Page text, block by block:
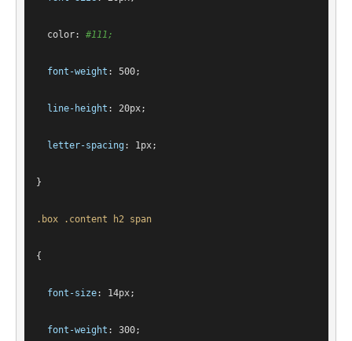
color: #111 ;
font-weight : 500;
line-height : 20px;
letter-spacing: 1px;
}
.box .content h2 span
{
font-size: 14px;
font-weight : 300;